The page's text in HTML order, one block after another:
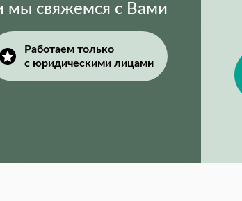
мы свяжемся с Вами
Работаем только
с юридическими лицами